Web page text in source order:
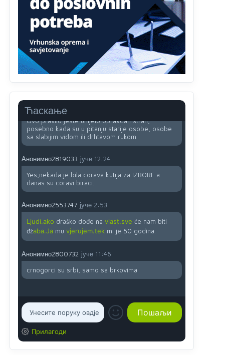
Ћаскање
Najveći dio populacije starije od 65 godina
uopšte ne koristi internet, niti ima pristup
računarima
Анонимно2818605 јуче
Uvođenje pravila da se umjesto dosadašnjeg
znaka "X" (krstića) kružić ispred kandidata mora u
potpunosti obojiti (popuniti) uvedeno je isključivo
zbog tehničkih zahtjeva optičkih skenera.
Ovo pravilo jeste unijelo opravdan strah,
posebno kada su u pitanju starije osobe, osobe
sa slabijim vidom ili drhtavom rukom
Анонимно2819033 јуче 12:24
Yes,nekada je bila corava kutija za IZBORE a
danas su coravi biraci.
Анонимно2553747 јуче 2:53
Ljudi.ako draško dođe na vlast.sve će nam biti
đžaba.Jamu vjerujem.tek mi je 50 godina.
Анонимно2800732 јуче 11:46
crnogorci su srbi, samo sa brkovima
Прилагоди